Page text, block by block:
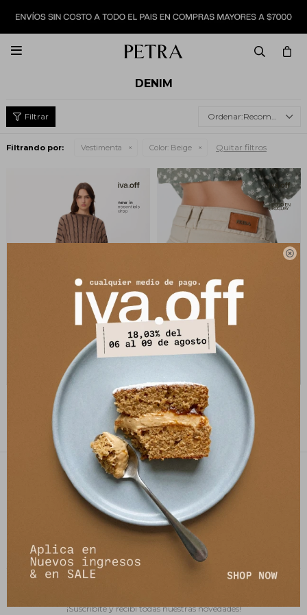


DENIM
Recomendados
Filtrando por: Vestimenta Color: Beige Quitar filtros
Jean Urix - Beige
4.910
Jean Rambla - Beige
$ 5.730
PETRA STORE
27141061 - 099 747 832
21 de setiembre 2895, Montevideo
shop@petrastore.com.uy
De lunes a sábados de 11 a 20hs
¡Suscribite y recibí todas nuestras novedades!